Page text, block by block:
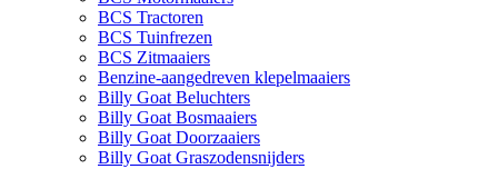
BCS Tractoren
BCS Tuinfrezen
BCS Zitmaaiers
Benzine-aangedreven klepelmaaiers
Billy Goat Beluchters
Billy Goat Bosmaaiers
Billy Goat Doorzaaiers
Billy Goat Graszodensnijders